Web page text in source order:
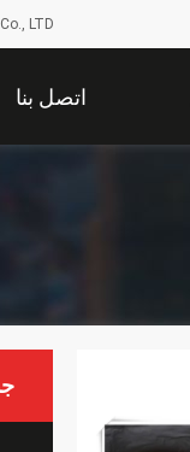
LTD
اتصل بنا